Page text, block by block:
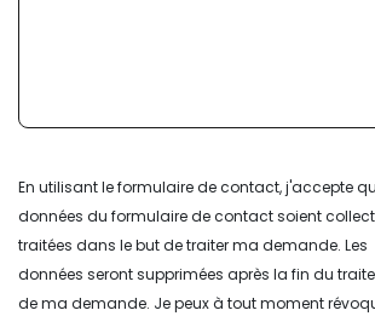
En utilisant le formulaire de contact, j'accepte
données du formulaire de contact soient
traitées dans le but de traiter ma demande. Les
données seront supprimées après la fin du
de ma demande. Je peux à tout moment